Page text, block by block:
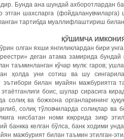
Бунда ана шундай ахборотлардан
этган шахсларга
тартибда муаллифлаштириш билан
ҚЎШИМЧА
олган яхши янгиликлардан бири
деган атама замирида
таъминланган кўчар мулк: гаров;
ҳолда уни сотиш ва шу
эътибори билан муайян мажбуриятга
боис, шулар сирасига
солиқ ва божхона органларининг
солиқ тўловчиларда солиқлар ва
нисбатан номи юқорида зикр
банкка келган бўлса, банк ходими
мажбурият билан таъмин этилган-